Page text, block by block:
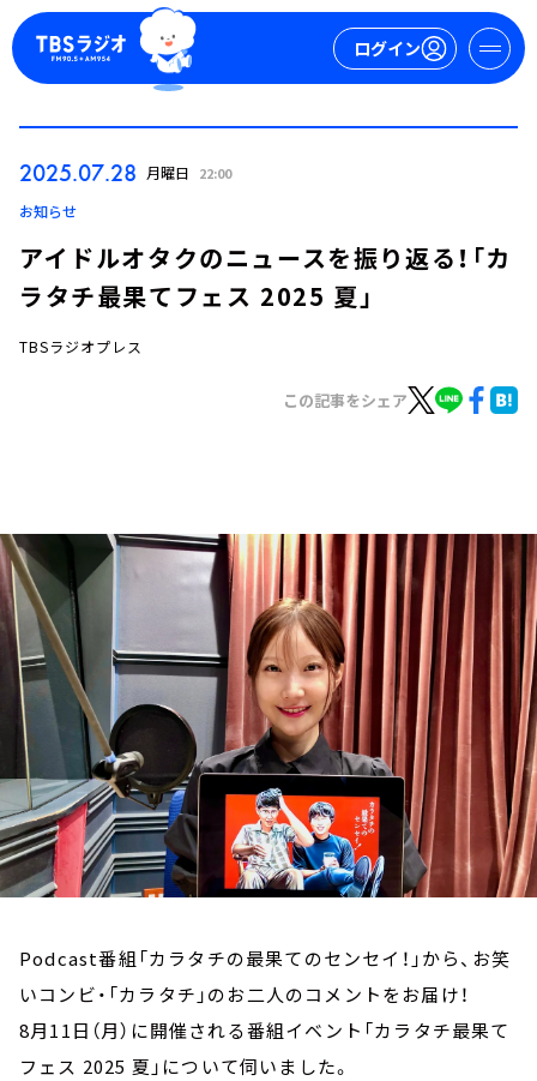
ログイン
お知らせ
イベント・グッズ
YouTube
会社情報
2025.07.28 月曜日 22:00
お知らせ
アイドルオタクのニュースを振り返る！「カ
ラタチ最果てフェス 2025 夏」
TBSラジオプレス
この記事をシェア
Podcast番組「カラタチの最果てのセンセイ！」から、お笑
いコンビ・「カラタチ」のお二人のコメントをお届け！
8月11日（月）に開催される番組イベント「カラタチ最果て
フェス 2025 夏」について伺いました。